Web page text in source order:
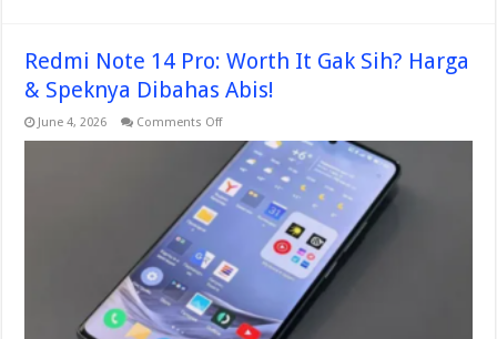
Redmi Note 14 Pro: Worth It Gak Sih? Harga
& Speknya Dibahas Abis!
June 4, 2026 Comments Offon
Note
14
Pro:
Worth
It
&
Speknya
Abis!